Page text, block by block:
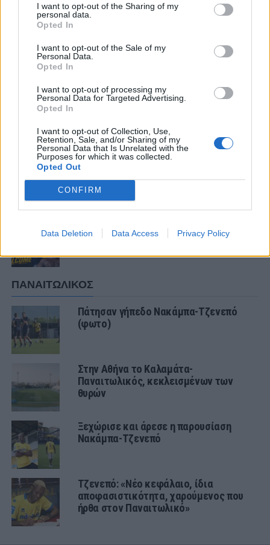
I want to opt-out of the Sharing of my
personal data.
Opted In
I want to opt-out of the Sale of my
Personal Data.
Opted In
I want to opt-out of processing my
Personal Data for Targeted Advertising.
Opted In
I want to opt-out of Collection, Use,
Retention, Sale, and/or Sharing of my
Personal Data that Is Unrelated with the
Purposes for which it was collected.
Opted Out
CONFIRM
Data Deletion Data Access Privacy Policy
της, η οποία προσδιορίσθηκε, κατά την
ημερομηνία της 29ης-01-2021, ημέρα
Παρασκευή, και ώρα 14:00.».
ΣΧΟΛΙΑΣΤΕ
ΤΕΛΕΥΤΑΙΑ ΝΕΑ
ΠΑΝΑΙΤΩΛΙΚΟΣ
(φωτο)
Πόλο: «Άρωμα» από Α1 με Τουρκομένη
ΠΑΝΑΙΤΩΛΙΚΟΣ
Πάτησαν γήπεδο Νακάμπα-Τζενεπό
(φωτο)
Στην Αθήνα το Καλαμάτα-
Παναιτωλικός, κεκλεισμένων των
θυρών
Ξεχώρισε και άρεσε η παρουσίαση
Νακάμπα-Τζενεπό
Τζενεπό: «Νέο κεφάλαιο, ίδια
αποφασιστικότητα, χαρούμενος που
ήρθα στον Παναιτωλικό»